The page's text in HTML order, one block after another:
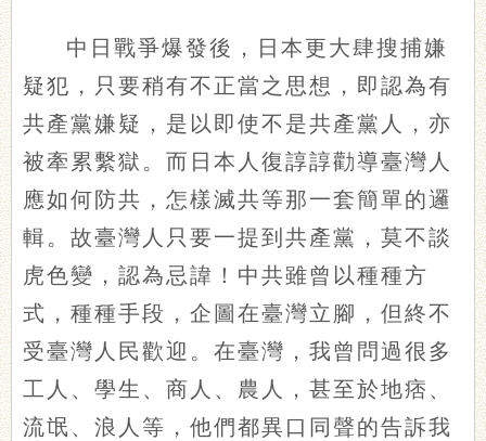
中日戰爭爆發後，日本更大肆搜捕嫌
疑犯，只要稍有不正當之思想，即認為有
共產黨嫌疑，是以即使不是共產黨人，亦
被牽累繫獄。而日本人復諄諄勸導臺灣人
應如何防共，怎樣滅共等那一套簡單的邏
輯。故臺灣人只要一提到共產黨，莫不談
虎色變，認為忌諱！中共雖曾以種種方
式，種種手段，企圖在臺灣立腳，但終不
受臺灣人民歡迎。在臺灣，我曾問過很多
工人、學生、商人、農人，甚至於地痞、
流氓、浪人等，他們都異口同聲的告訴我